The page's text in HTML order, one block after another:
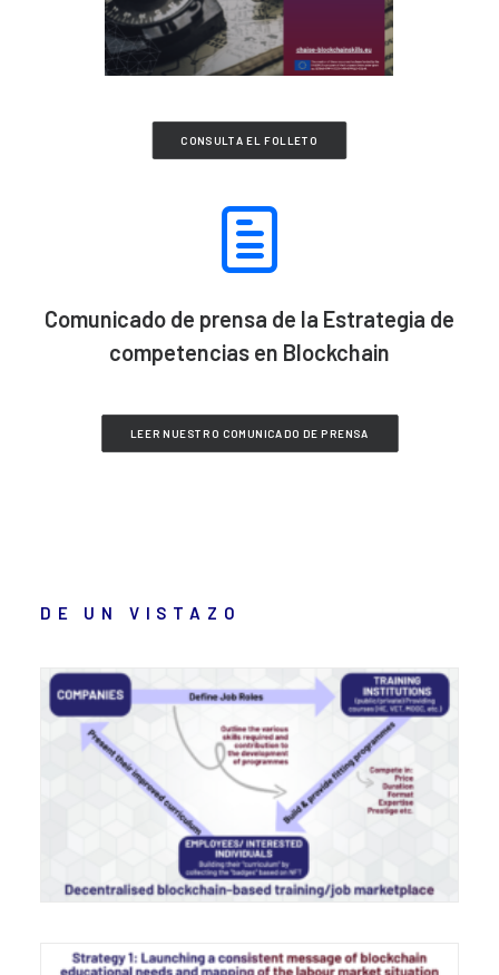
CONSULTA EL FOLLETO
Comunicado de prensa de la Estrategia de
competencias en Blockchain
LEER NUESTRO COMUNICADO DE PRENSA
DE UN VISTAZO